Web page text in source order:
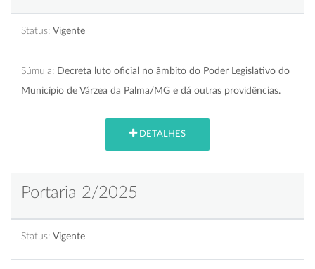
Status: Vigente
Súmula: Decreta luto oficial no âmbito do Poder Legislativo do
Município de Várzea da Palma/MG e dá outras providências.
DETALHES
Portaria 2/2025
Status: Vigente